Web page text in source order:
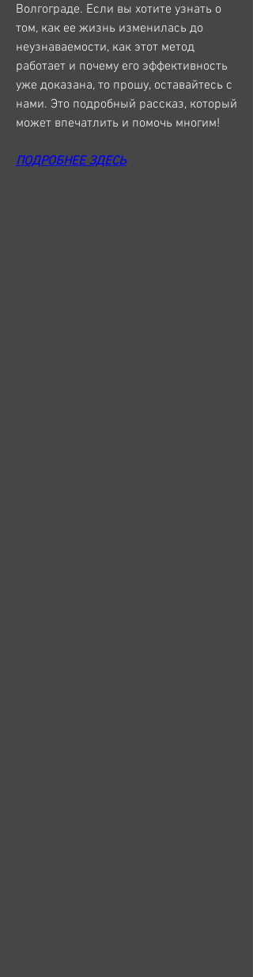
Волгограде. Если вы хотите узнать о
том, как ее жизнь изменилась до
неузнаваемости, как этот метод
работает и почему его эффективность
уже доказана, то прошу, оставайтесь с
нами. Это подробный рассказ, который
может впечатлить и помочь многим!
ПОДРОБНЕЕ ЗДЕСЬ